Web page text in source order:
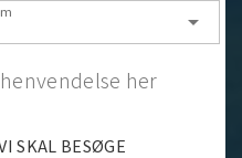
arrow_drop_down
her
SKAL BESØGE